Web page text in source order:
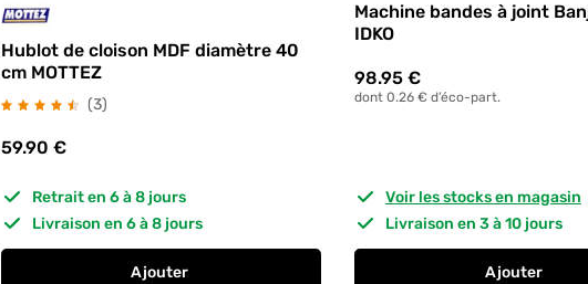
Hublot de cloison MDF diamètre 40
cm MOTTEZ
(3)
59.90 €
Retrait en 6 à 8 jours
Livraison en 6 à 8 jours
Ajouter
Machine bandes à joint
IDKO
98.95 €
dont 0.26 € d’éco-part.
Voir les stocks en magasin
Livraison en 3 à 10 jours
Ajouter